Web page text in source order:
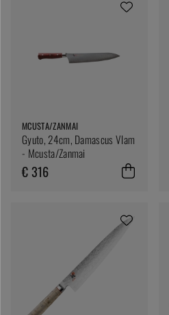
MCUSTA/ZANMAI
Gyuto, 24cm, Damascus Vlam
- Mcusta/Zanmai
€ 316